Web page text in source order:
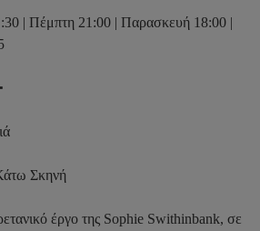
| Πέμπτη 21:00 | Παρασκευή 18:00 |
Σκηνή
έργο της Sophie Swithinbank, σε